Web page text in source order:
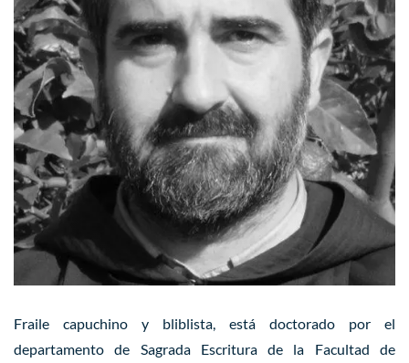
Fraile capuchino y bliblista, está doctorado por el
departamento de Sagrada Escritura de la Facultad de